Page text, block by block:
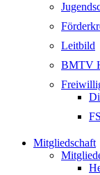
Leitbild
BMTV
Mitgliedschaft